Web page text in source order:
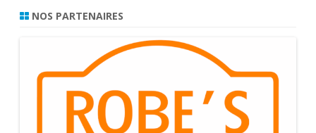
NOS PARTENAIRES